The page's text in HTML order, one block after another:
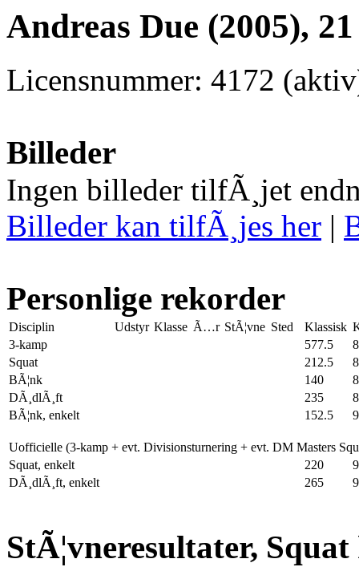
Andreas Due (2005),
Licensnummer: 4172
Billeder
Ingen billeder tilfÃ¸jet
Billeder kan tilfÃ¸jes her |
Personlige rekorder
Disciplin Udstyr Klasse Ã…r StÃ¦vne Sted Klassisk
3-kamp
577.5
Squat
212.5
BÃ¦nk
140
DÃ¸dlÃ¸ft
235
BÃ¦nk, enkelt
152.5
Uofficielle (3-kamp + evt. Divisionsturnering + evt. DM Masters
Squat, enkelt
220
DÃ¸dlÃ¸ft, enkelt
265
StÃ¦vneresultater,